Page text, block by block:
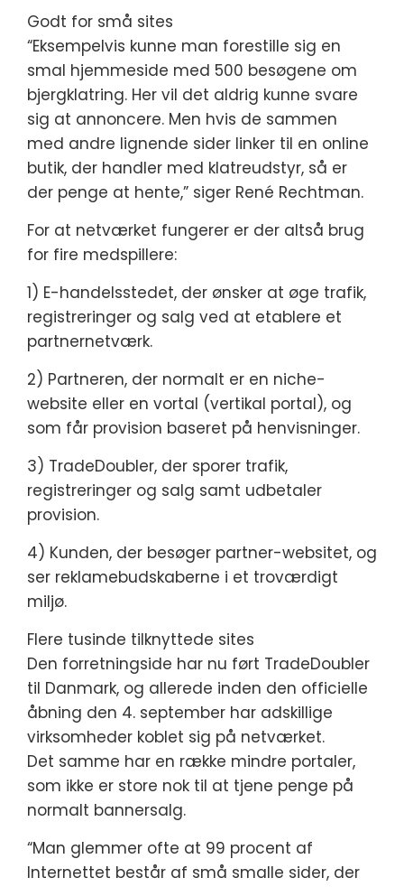
Godt for små sites
“Eksempelvis kunne man forestille sig en
smal hjemmeside med 500 besøgene om
bjergklatring. Her vil det aldrig kunne svare
sig at annoncere. Men hvis de sammen
med andre lignende sider linker til en online
butik, der handler med klatreudstyr, så er
der penge at hente,” siger René Rechtman.
For at netværket fungerer er der altså brug
for fire medspillere:
1) E-handelsstedet, der ønsker at øge trafik,
registreringer og salg ved at etablere et
partnernetværk.
2) Partneren, der normalt er en niche-
website eller en vortal (vertikal portal), og
som får provision baseret på henvisninger.
3) TradeDoubler, der sporer trafik,
registreringer og salg samt udbetaler
provision.
4) Kunden, der besøger partner-websitet, og
ser reklamebudskaberne i et troværdigt
miljø.
Flere tusinde tilknyttede sites
Den forretningside har nu ført TradeDoubler
til Danmark, og allerede inden den officielle
åbning den 4. september har adskillige
virksomheder koblet sig på netværket.
Det samme har en række mindre portaler,
som ikke er store nok til at tjene penge på
normalt bannersalg.
“Man glemmer ofte at 99 procent af
Internettet består af små smalle sider, der